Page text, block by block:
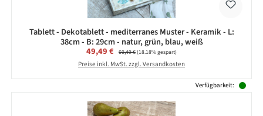
Tablett - Dekotablett - mediterranes Muster - Keramik - L:
38cm - B: 29cm - natur, grün, blau, weiß
Verkaufspreis:
49,49 € Regulärer Preis:
60,49 €(18.18% gespart)
Preise inkl. MwSt. zzgl. Versandkosten
Verfügbarkeit: